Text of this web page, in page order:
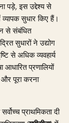
पड़े, इस उद्देश्य से
सुधार किए हैं।
से संबंधित
सुधारों ने उद्योग
से अधिक व्यवहार्य
आधारित प्रणालियों
पूरा करना
प्राथमिकता दी